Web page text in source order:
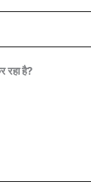
है?